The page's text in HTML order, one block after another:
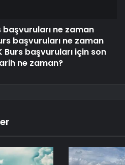
başvuruları ne zaman
başvuruları ne zaman
Burs başvuruları için son
ne zaman?